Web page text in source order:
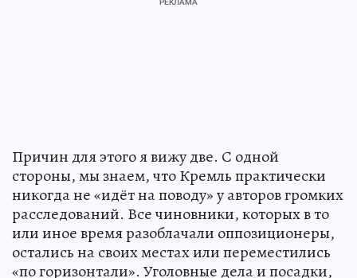
Причин для этого я вижу две. С одной
стороны, мы знаем, что Кремль практически
никогда не «идёт на поводу» у авторов громких
расследований. Все чиновники, которых в то
или иное время разоблачали оппозиционеры,
остались на своих местах или переместились
«по горизонтали». Уголовные дела и посадки,